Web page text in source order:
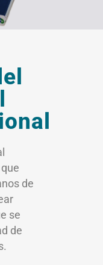
de
se
de